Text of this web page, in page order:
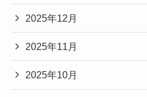
2025年12月
2025年11月
2025年10月